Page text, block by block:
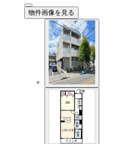
物件画像を見る